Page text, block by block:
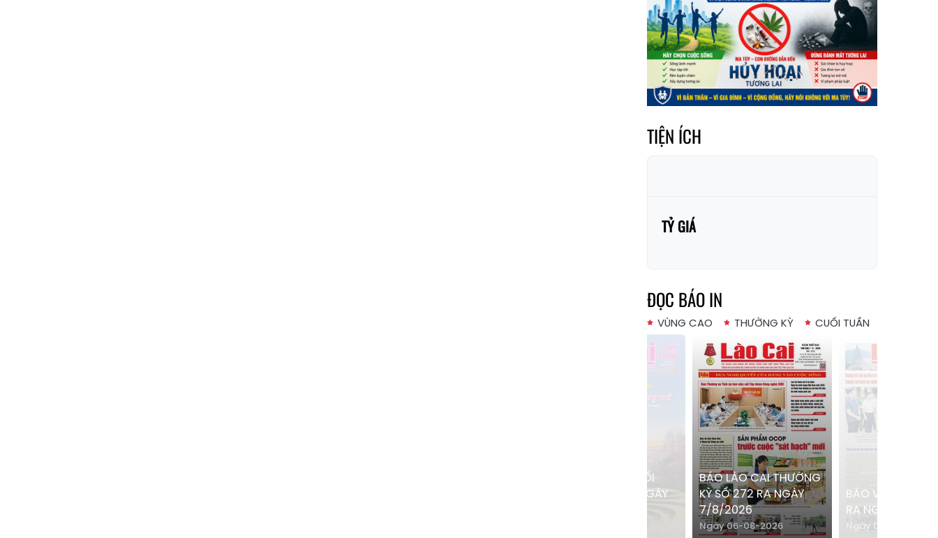
Xã Bản Xèo
Xã Bát Xát
Xã Võ Lao
Xã Khánh Yên
Xã Văn Bàn
Xã Dương Quỳ
Xã Chiềng Ken
Xã Minh Lương
Xã Nghĩa Đô
Xã Bản Hồ
Xã Bắc Hà
Xã Lùng Phình
Xã Mường
Khương
Xã Bản Lầu
Xã Cao Sơn
Xã Si Ma Cai
Xã Sín Chéng
Xã Nậm Xé
Xã Ngũ Chỉ
Sơn
Xã Chế Tạo
Xã Lao Chải
Xã Nậm Có
Xã Tà Xi Láng
Xã Cát Thịnh
TIỆN ÍCH
TỶ GIÁ
ĐỌC BÁO IN
VÙNG CAO THƯỜNG KỲ CUỐI TUẦN
BÁO LÀO CAI CUỐI
TUẦN SỐ 58 RA NGÀY
BÁO LÀO CAI THƯỜNG
KỲ SỐ 272 RA NGÀY
7/8/2026
Ngày 06-08-2026
BÁO VÙNG CAO
RA NGÀY 9/8/
Ngày 07-08-2026